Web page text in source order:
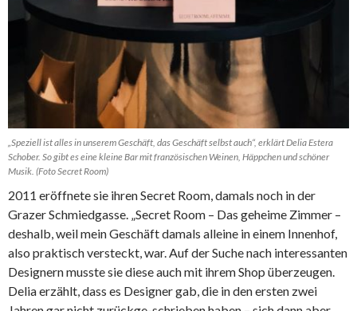
„Speziell ist alles in unserem Geschäft, das Geschäft selbst auch“, erklärt Delia Estera
Schober. So gibt es eine kleine Bar mit französischen Weinen, Häppchen und schöner
Musik. (Foto Secret Room)
2011 eröffnete sie ihren Secret Room, damals noch in der
Grazer Schmiedgasse. „Secret Room – Das geheime Zimmer –
deshalb, weil mein Geschäft damals alleine in einem Innenhof,
also praktisch versteckt, war. Auf der Suche nach interessanten
Designern musste sie diese auch mit ihrem Shop überzeugen.
Delia erzählt, dass es Designer gab, die in den ersten zwei